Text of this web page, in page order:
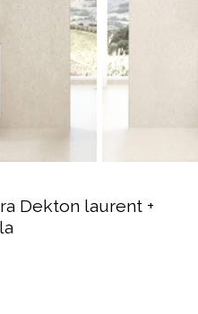
Dekton laurent +